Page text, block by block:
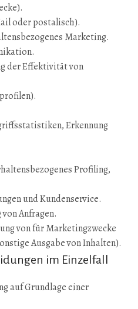
oder postalisch).
Marketing.
der Effektivität von
Erkennung
Profiling,
und Kundenservice.
Anfragen.
von für Marketingzwecke
Ausgabe von Inhalten).
im Einzelfall
auf Grundlage einer